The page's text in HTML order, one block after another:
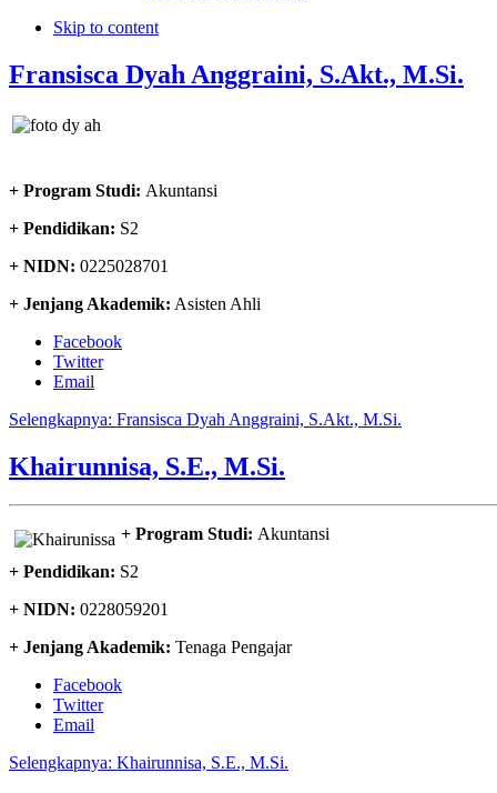
Skip to content
Fransisca Dyah Anggraini, S.Akt., M.Si.
+ Program Studi: Akuntansi
+ Pendidikan: S2
+ NIDN: 0225028701
+ Jenjang Akademik: Asisten Ahli
Facebook
Twitter
Email
Selengkapnya: Fransisca Dyah Anggraini, S.Akt., M.Si.
Khairunnisa, S.E., M.Si.
+ Program Studi: Akuntansi
+ Pendidikan: S2
+ NIDN: 0228059201
+ Jenjang Akademik: Tenaga Pengajar
Facebook
Twitter
Email
Selengkapnya: Khairunnisa, S.E., M.Si.